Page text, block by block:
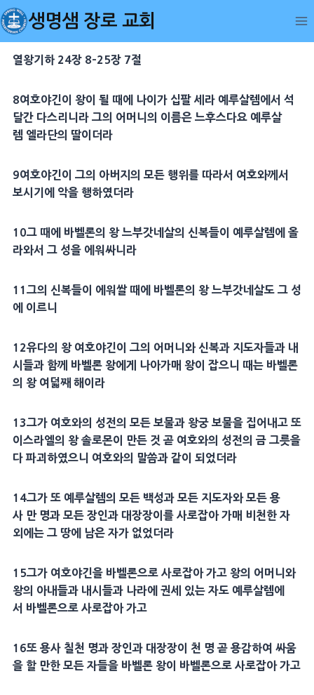
Skip
to
content
생명샘 장로 교회
열왕기하 24장 8-25장 7절
8여호야긴이 왕이 될 때에 나이가 십팔 세라 예루살렘에서 석
달간 다스리니라 그의 어머니 의 이름은 느후스다요 예루살
렘 엘라단의 딸이더라
9여호야긴이 그의 아버지 의 모든 행위 를 따라서 여호와께서
보시기에 악을 행하였더라
10그 때에 바벨론의 왕느부갓네살의 신복들이 예루살렘에 올
라와서 그 성을 에워싸니라
11 그의 신복들이 에워쌀 때에 바벨론의 왕느부갓네살도 그 성
에 이르니
12유다의 왕 여호야긴이 그의 어머니 와 신복과 지도자들과 내
시 들과 함께 바벨론 왕에게 나아가매 왕이 잡으니 때는 바벨론
의 왕 여덟째 해이라
13그가 여호와의 성전의 모든 보물과 왕궁 보물을 집어내고 또
이스라엘의 왕솔로몬이 만든 것 곧 여호와의 성전의 금 그릇을
다 파괴하였으니 여호와의 말씀과 같이 되었더라
14그가 또 예루살렘의 모든 백성과 모든 지도자와 모든 용
사만 명과 모든 장인과 대장장이 를 사로잡아 가매 비천한 자
외에는 그 땅에 남은 자가 없었더라
15그가 여호야긴을 바벨론으로 사로잡아 가고 왕의 어머니 와
왕의 아내들과 내시 들과 나라에 권세 있는 자도 예루살렘에
서 바벨론으로 사로잡아 가고
16또 용사칠천 명과 장인과 대장장이
천 명 곧 용감하여 싸움
을 할 만한 모든 자들을 바벨론 왕이 바벨론으로 사로잡아 가고